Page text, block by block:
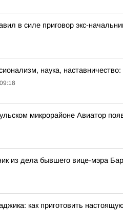
в силе приговор экс-
наука,
09:18
микрорайоне Авиатор
из дела бывшего вице-мэра
как приготовить